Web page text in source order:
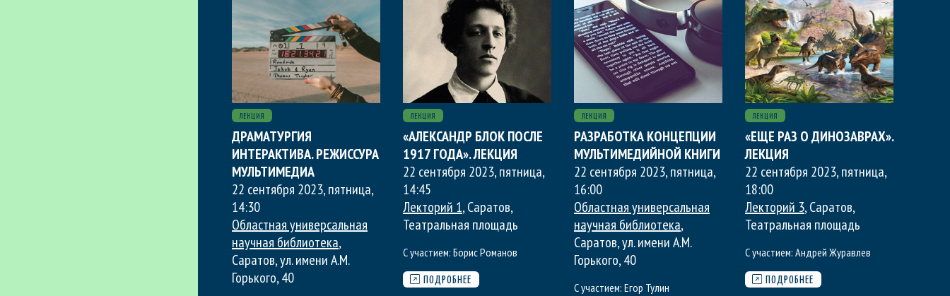
ЛЕКЦИЯ
ДРАМАТУРГИЯ
ИНТЕРАКТИВА. РЕЖИССУРА
МУЛЬТИМЕДИА
22 сентября 2023, пятница,
14:30
Областная универсальная
научная библиотека,
Саратов, ул. имени А.М.
Горького, 40
ЛЕКЦИЯ
«АЛЕКСАНДР БЛОК ПОСЛЕ
1917 ГОДА». ЛЕКЦИЯ
22 сентября 2023, пятница,
14:45
Лекторий 1, Саратов,
Театральная площадь
С участием: Борис Романов
ПОДРОБНЕЕ
ЛЕКЦИЯ
РАЗРАБОТКА КОНЦЕПЦИИ
МУЛЬТИМЕДИЙНОЙ КНИГИ
22 сентября 2023, пятница,
16:00
Областная универсальная
научная библиотека,
Саратов, ул. имени А.М.
Горького, 40
С участием: Егор Тулин
ЛЕКЦИЯ
«ЕЩЕ РАЗ О ДИНОЗАВРАХ».
ЛЕКЦИЯ
22 сентября 2023, пятница,
18:00
Лекторий 3, Саратов,
Театральная площадь
С участием: Андрей Журавлев
ПОДРОБНЕЕ